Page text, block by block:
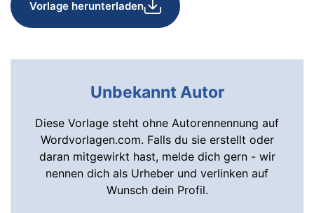
Vorlage herunterladen
Unbekannt Autor
Diese Vorlage steht ohne Autorennennung auf
Wordvorlagen.com. Falls du sie erstellt oder
daran mitgewirkt hast, melde dich gern - wir
nennen dich als Urheber und verlinken auf
Wunsch dein Profil.